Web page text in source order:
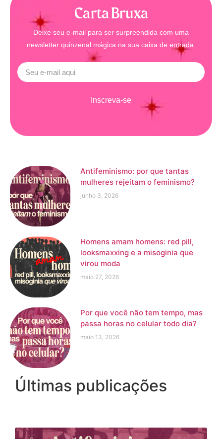
Carta Bruxa
Deixe seu e-mail para ser surpreendida com uma
newsletter quinzenal mágica na sua caixa de entrada.
Inscreva-se
Antifeminismo: por que tantas
mulheres rejeitam o feminismo?
junho 3, 2026
Homens amam homens: red pill,
looksmaxxing e a misoginia que
virou moda
maio 27, 2026
Por que você não tem tempo, mas
passa horas no celular todo dia?
maio 13, 2026
Últimas publicações